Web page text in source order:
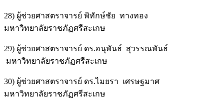
28) ผู้ช่วยศาสตราจารย์ พิทักษ์ชัย ทางทอง
มหาวิทยาลัยราชภัฏศรีสะเกษ
29) ผู้ช่วยศาสตราจารย์ ดร.อนุพันธ์ สุวรรณพันธ์
มหาวิทยาลัยราชภัฏศรีสะเกษ
30) ผู้ช่วยศาสตราจารย์ ดร.ไมยรา เศรษฐมาศ
มหาวิทยาลัยราชภัฏศรีสะเกษ